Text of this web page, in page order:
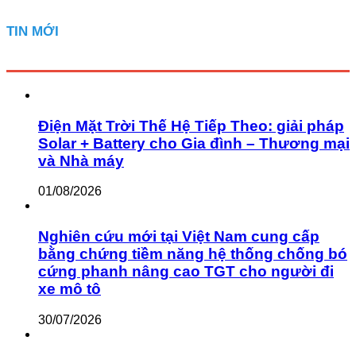
TIN MỚI
Điện Mặt Trời Thế Hệ Tiếp Theo: giải pháp
Solar + Battery cho Gia đình – Thương mại
và Nhà máy
01/08/2026
Nghiên cứu mới tại Việt Nam cung cấp
bằng chứng tiềm năng hệ thống chống bó
cứng phanh nâng cao TGT cho người đi
xe mô tô
30/07/2026